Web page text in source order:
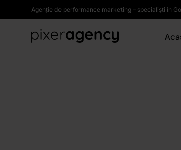
Agenție de performance marketing – specialiști în